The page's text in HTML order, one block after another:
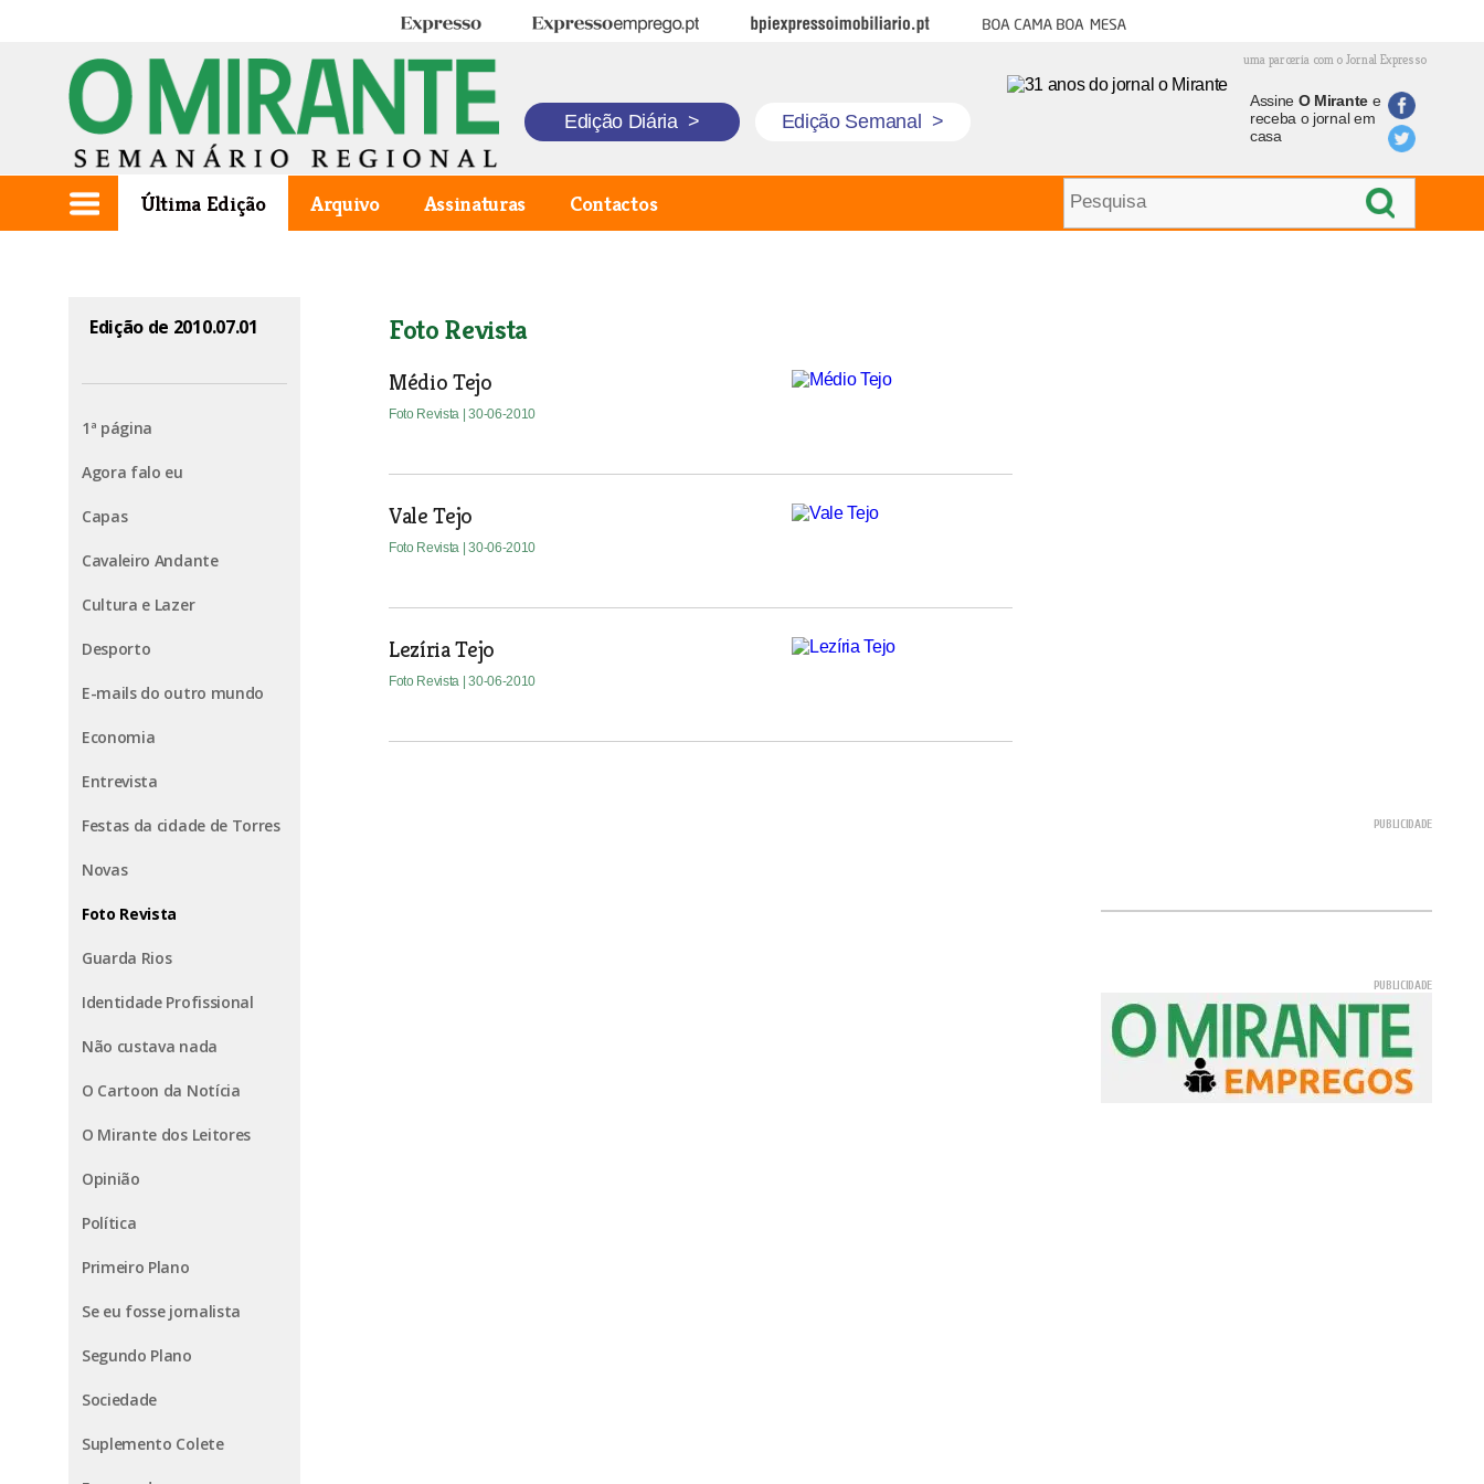
Expresso Expresso Emprego BPI Expresso Imobiliário Boa cama boa mesa
uma parceria com o Jornal Expresso
Edição Diária > Edição Semanal >
Assine O Mirantee
receba o jornal em
casa
Última Edição Arquivo Assinaturas Contactos
Edição de 2010.07.01
1ª página
Agora falo eu
Capas
Cavaleiro Andante
Cultura e Lazer
Desporto
E-mails do outro mundo
Economia
Entrevista
Festas da cidade de Torres
Novas
Foto Revista
Guarda Rios
Identidade Profissional
Não custava nada
O Cartoon da Notícia
O Mirante dos Leitores
Opinião
Política
Primeiro Plano
Se eu fosse jornalista
Segundo Plano
Sociedade
Suplemento Colete
Foto Revista
Médio Tejo
Foto Revista | 30-06-2010
Vale Tejo
Foto Revista | 30-06-2010
Lezíria Tejo
Foto Revista | 30-06-2010